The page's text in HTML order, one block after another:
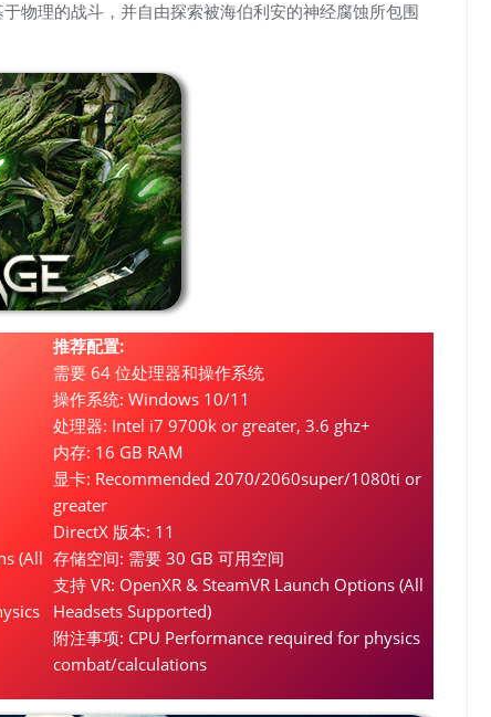
物理的战斗，并自由探索被海伯利安的神经腐蚀所包围
(All
推荐配置:
需要 64 位处理器和操作系统
操作系统: Windows 10/11
处理器: Intel i7 9700k or greater, 3.6 ghz+
内存: 16 GB RAM
显卡: Recommended 2070/2060super/1080ti or
greater
DirectX 版本: 11
存储空间: 需要 30 GB 可用空间
支持 VR: OpenXR & SteamVR Launch Options (All
Headsets Supported)
附注事项: CPU Performance required for physics
combat/calculations